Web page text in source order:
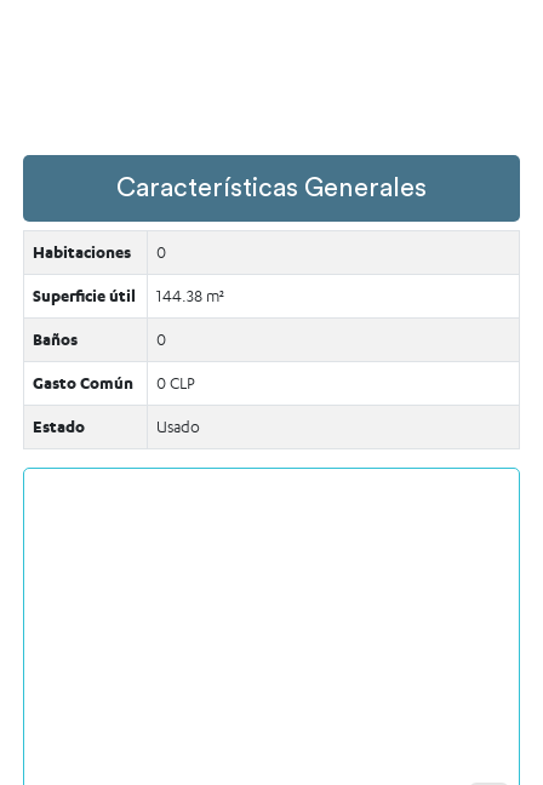
Características Generales
Habitaciones 0
Superficie útil 144.38 m²
Baños 0
Gasto Común 0 CLP
Estado Usado